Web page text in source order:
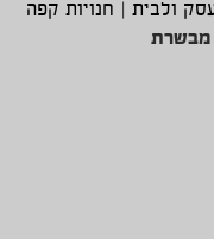
ולבית
חנויות קפה